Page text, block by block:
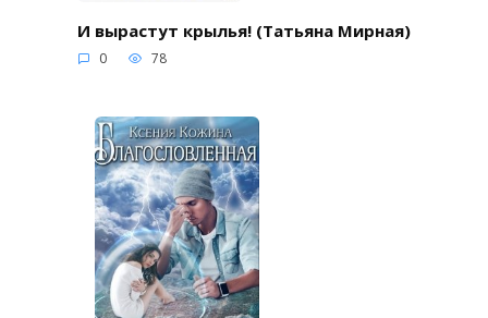
И вырастут крылья! (Татьяна Мирная)
0 78